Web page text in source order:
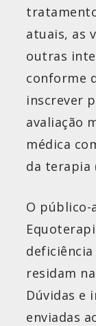
atuais, as
outras
conforme
inscrever
avaliação
médica
da terapia
O público-
residam
Dúvidas e
enviadas